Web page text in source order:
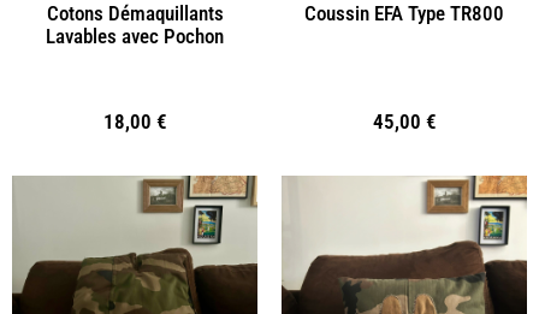
Cotons Démaquillants
Lavables avec Pochon
18,00 €
Coussin EFA Type TR800
45,00 €